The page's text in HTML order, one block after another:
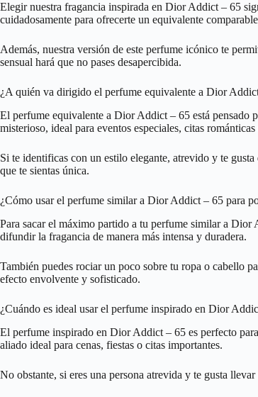
Elegir nuestra fragancia inspirada en Dior Addict – 65
cuidadosamente para ofrecerte un equivalente
Además, nuestra versión de este perfume icónico te
sensual hará que no pases desapercibida.
¿A quién va dirigido el perfume equivalente a Dior
El perfume equivalente a Dior Addict – 65 está pensado
misterioso, ideal para eventos especiales, citas
Si te identificas con un estilo elegante, atrevido y te
que te sientas única.
¿Cómo usar el perfume similar a Dior Addict – 65 para
Para sacar el máximo partido a tu perfume similar a Dior
difundir la fragancia de manera más intensa y duradera.
También puedes rociar un poco sobre tu ropa o cabello
efecto envolvente y sofisticado.
¿Cuándo es ideal usar el perfume inspirado en Dior
El perfume inspirado en Dior Addict – 65 es perfecto
aliado ideal para cenas, fiestas o citas importantes.
No obstante, si eres una persona atrevida y te gusta